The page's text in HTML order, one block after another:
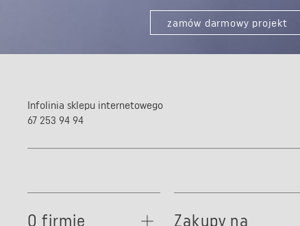
zamów darmowy projekt
Infolinia sklepu internetowego
67 253 94 94
O firmie
Zakupy na